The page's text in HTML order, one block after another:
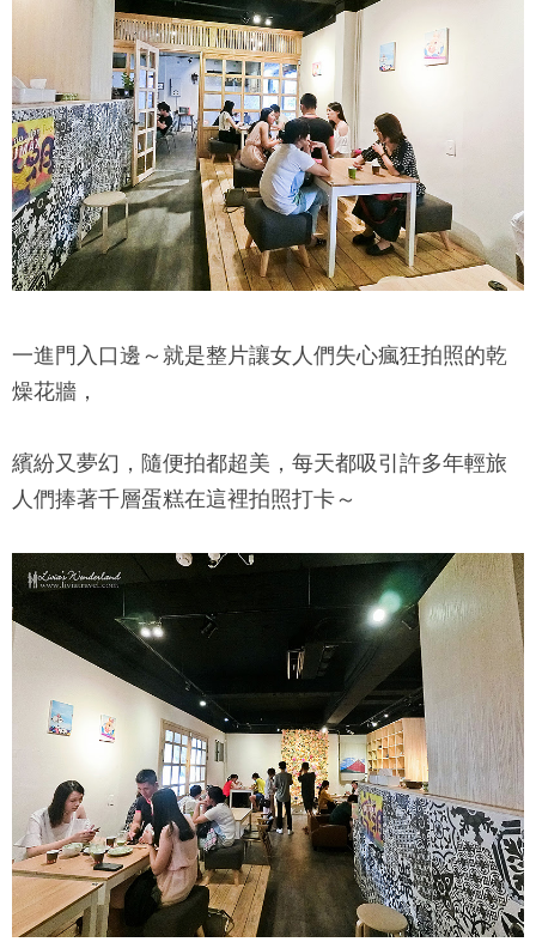
一進門入口邊～就是整片讓女人們失心瘋狂拍照的乾
燥花牆，
繽紛又夢幻，隨便拍都超美，每天都吸引許多年輕旅
人們捧著千層蛋糕在這裡拍照打卡～